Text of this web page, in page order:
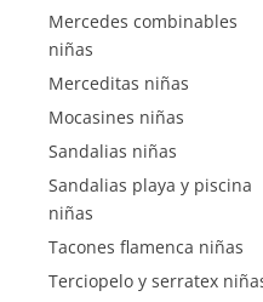
Mercedes combinables
niñas
Merceditas niñas
Mocasines niñas
Sandalias niñas
Sandalias playa y piscina
niñas
Tacones flamenca niñas
Terciopelo y serratex